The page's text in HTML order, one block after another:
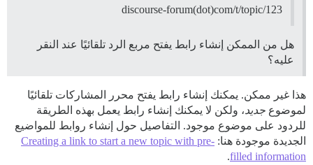
discourse-forum(dot)com/t/topic/123
هل من الممكن إنشاء رابط يفتح مربع الرد تلقائيًا عند النقر
عليه؟
هذا غير ممكن. يمكنك إنشاء رابط يفتح محرر المشاركات تلقائيًا
لموضوع جديد، ولكن لا يمكنك إنشاء رابط يعمل بهذه الطريقة
للردود على موضوع موجود. التفاصيل حول إنشاء روابط للمواضيع
الجديدة موجودة هنا: Creating a link to start a new topic with pre-
filled information
.